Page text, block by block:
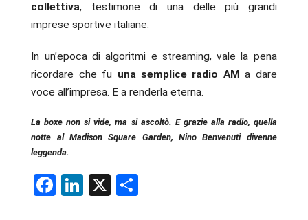
collettiva, testimone di una delle più grandi
imprese sportive italiane.
In un’epoca di algoritmi e streaming, vale la pena
ricordare che fu una semplice radio AM a dare
voce all’impresa. E a renderla eterna.
La boxe non si vide, ma si ascoltò. E grazie alla radio, quella
notte al Madison Square Garden, Nino Benvenuti divenne
leggenda.
Facebook
LinkedIn
X